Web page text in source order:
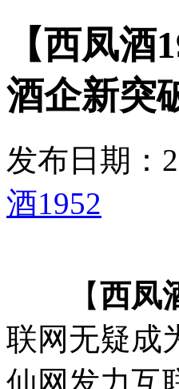
【西凤
酒企新突
发布日期：
酒1952
【西凤
联网无疑成
仙网发力互